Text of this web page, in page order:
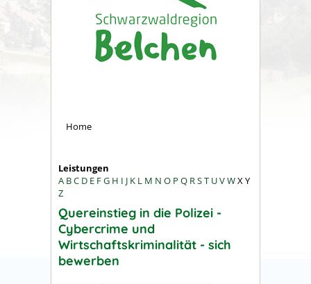
Home
Leistungen
A BC D E FG H I J K L M N O P Q RST UVWXY
Z
Quereinstieg in die Polizei -
Cybercrime und
Wirtschaftskriminalität - sich
bewerben